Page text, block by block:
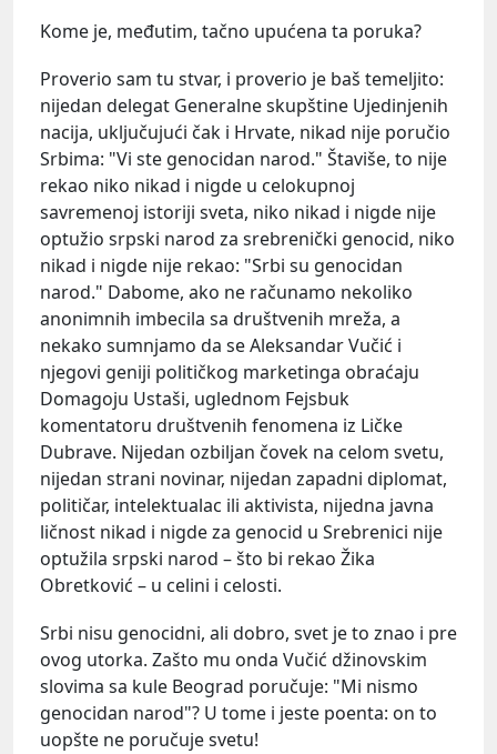
Kome je, međutim, tačno upućena ta poruka?
Proverio sam tu stvar, i proverio je baš temeljito:
nijedan delegat Generalne skupštine Ujedinjenih
nacija, uključujući čak i Hrvate, nikad nije poručio
Srbima: "Vi ste genocidan narod." Štaviše, to nije
rekao niko nikad i nigde u celokupnoj
savremenoj istoriji sveta, niko nikad i nigde nije
optužio srpski narod za srebrenički genocid, niko
nikad i nigde nije rekao: "Srbi su genocidan
narod." Dabome, ako ne računamo nekoliko
anonimnih imbecila sa društvenih mreža, a
nekako sumnjamo da se Aleksandar Vučić i
njegovi geniji političkog marketinga obraćaju
Domagoju Ustaši, uglednom Fejsbuk
komentatoru društvenih fenomena iz Ličke
Dubrave. Nijedan ozbiljan čovek na celom svetu,
nijedan strani novinar, nijedan zapadni diplomat,
političar, intelektualac ili aktivista, nijedna javna
ličnost nikad i nigde za genocid u Srebrenici nije
optužila srpski narod – što bi rekao Žika
Obretković – u celini i celosti.
Srbi nisu genocidni, ali dobro, svet je to znao i pre
ovog utorka. Zašto mu onda Vučić džinovskim
slovima sa kule Beograd poručuje: "Mi nismo
genocidan narod"? U tome i jeste poenta: on to
uopšte ne poručuje svetu!